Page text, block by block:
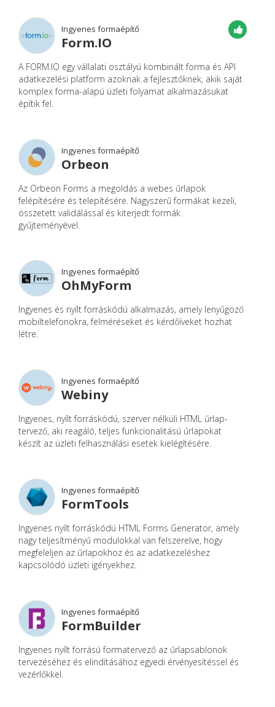
Ingyenes formaépítő
Form.IO
A FORM.IO egy vállalati osztályú kombinált forma és API
adatkezelési platform azoknak a fejlesztőknek, akik saját
komplex forma-alapú üzleti folyamat alkalmazásukat
építik fel.
Ingyenes formaépítő
Orbeon
Az Orbeon Forms a megoldás a webes űrlapok
felépítésére és telepítésére. Nagyszerű formákat kezeli,
összetett validálással és kiterjedt formák
gyűjteményével.
Ingyenes formaépítő
OhMyForm
Ingyenes és nyílt forráskódú alkalmazás, amely lenyűgöző
mobiltelefonokra, felméréseket és kérdőíveket hozhat
létre.
Ingyenes formaépítő
Webiny
Ingyenes, nyílt forráskódú, szerver nélküli HTML űrlap-
tervező, aki reagáló, teljes funkcionalitású űrlapokat
készít az üzleti felhasználási esetek kielégítésére.
Ingyenes formaépítő
FormTools
Ingyenes nyílt forráskódú HTML Forms Generator, amely
nagy teljesítményű modulokkal van felszerelve, hogy
megfeleljen az űrlapokhoz és az adatkezeléshez
kapcsolódó üzleti igényekhez.
Ingyenes formaépítő
FormBuilder
Ingyenes nyílt forrású formatervező az űrlapsablonok
tervezéséhez és elindításához egyedi érvényesítéssel és
vezérlőkkel.